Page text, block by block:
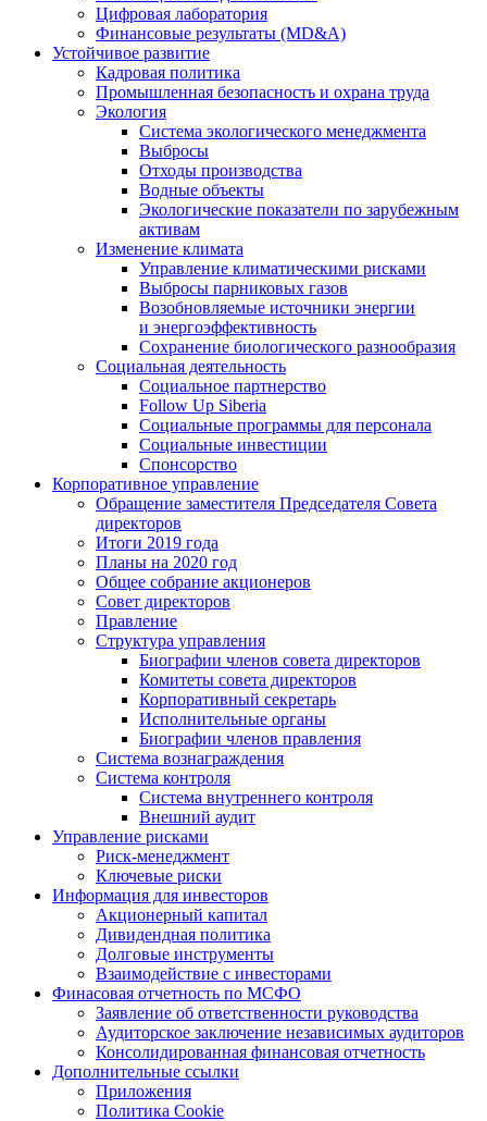
Цифровая лаборатория
Финансовые результаты (MD&A)
Устойчивое развитие
Кадровая политика
Промышленная безопасность и охрана труда
Экология
Система экологического менеджмента
Выбросы
Отходы производства
Водные объекты
Экологические показатели по зарубежным
активам
Изменение климата
Управление климатическими рисками
Выбросы парниковых газов
Возобновляемые источники энергии
и энергоэффективность
Сохранение биологического разнообразия
Социальная деятельность
Социальное партнерство
Follow Up Siberia
Социальные программы для персонала
Социальные инвестиции
Спонсорство
Корпоративное управление
Обращение заместителя Председателя Совета
директоров
Итоги 2019 года
Планы на 2020 год
Общее собрание акционеров
Совет директоров
Правление
Структура управления
Биографии членов совета директоров
Комитеты совета директоров
Корпоративный секретарь
Исполнительные органы
Биографии членов правления
Система вознаграждения
Система контроля
Система внутреннего контроля
Внешний аудит
Управление рисками
Риск-менеджмент
Ключевые риски
Информация для инвесторов
Акционерный капитал
Дивидендная политика
Долговые инструменты
Взаимодействие с инвеcторами
Финасовая отчетность по МСФО
Заявление об ответственности руководства
Аудиторское заключение независимых аудиторов
Консолидированная финансовая отчетность
Дополнительные ссылки
Приложения
Политика Cookie